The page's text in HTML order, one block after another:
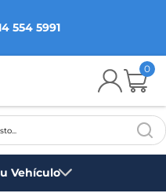
554 5991
0
del repuesto...
Vehículo